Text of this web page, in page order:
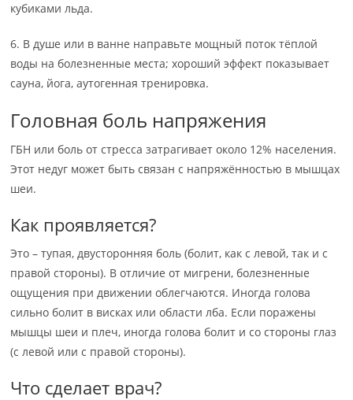
кубиками льда.
6. В душе или в ванне направьте мощный поток тёплой
воды на болезненные места; хороший эффект показывает
сауна, йога, аутогенная тренировка.
Головная боль напряжения
ГБН или боль от стресса затрагивает около 12% населения.
Этот недуг может быть связан с напряжённостью в мышцах
шеи.
Как проявляется?
Это – тупая, двусторонняя боль (болит, как с левой, так и с
правой стороны). В отличие от мигрени, болезненные
ощущения при движении облегчаются. Иногда голова
сильно болит в висках или области лба. Если поражены
мышцы шеи и плеч, иногда голова болит и со стороны глаз
(с левой или с правой стороны).
Что сделает врач?